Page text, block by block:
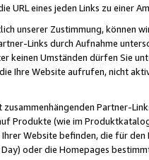
URL eines jeden Links zu einer
unserer Zustimmung, können
Links durch Aufnahme
keinen Umständen dürfen Sie
Ihre Website aufrufen, nicht
Partner-
Produkte (wie im
Website befinden, die für
Day) oder die Homepages